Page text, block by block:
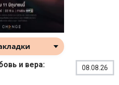
и вера:
08.08.26